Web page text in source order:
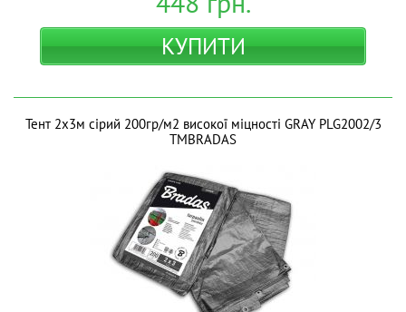
КУПИТИ
Тент 2х3м сірий 200гр/м2 високої міцності GRAY PLG2002/3
ТМBRADAS